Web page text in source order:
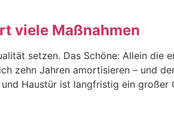
viele Maßnahmen
setzen. Das Schöne: Allein die
zehn Jahren amortisieren – und
Haustür ist langfristig ein großer